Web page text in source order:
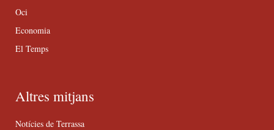
Oci
Economia
El Temps
Altres mitjans
Notícies de Terrassa